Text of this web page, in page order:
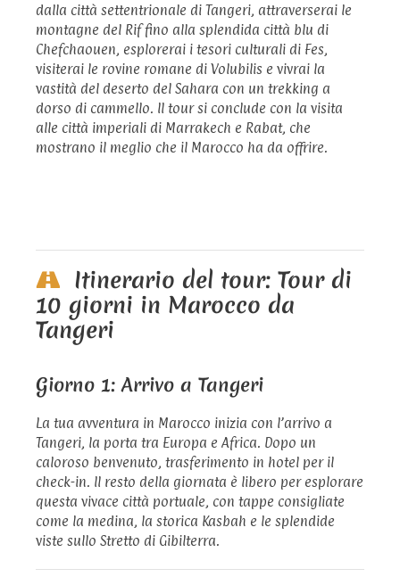
dalla città settentrionale di Tangeri, attraverserai le
montagne del Rif fino alla splendida città blu di
Chefchaouen, esplorerai i tesori culturali di Fes,
visiterai le rovine romane di Volubilis e vivrai la
vastità del deserto del Sahara con un trekking a
dorso di cammello. Il tour si conclude con la visita
alle città imperiali di Marrakech e Rabat, che
mostrano il meglio che il Marocco ha da offrire.
Itinerario del tour: Tour di
10 giorni in Marocco da
Tangeri
Giorno 1: Arrivo a Tangeri
La tua avventura in Marocco inizia con l’arrivo a
Tangeri, la porta tra Europa e Africa. Dopo un
caloroso benvenuto, trasferimento in hotel per il
check-in. Il resto della giornata è libero per esplorare
questa vivace città portuale, con tappe consigliate
come la medina, la storica Kasbah e le splendide
viste sullo Stretto di Gibilterra.